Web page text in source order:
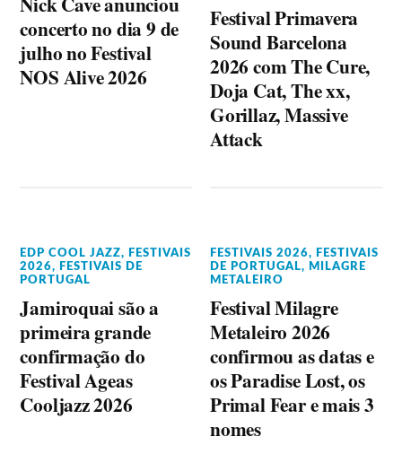
concerto no dia 9 de
julho no Festival
NOS Alive 2026
Festival Primavera
Sound Barcelona
2026 com The Cure,
Doja Cat, The xx,
Gorillaz, Massive
Attack
EDP COOL JAZZ,
FESTIVAIS
2026,
FESTIVAIS DE
PORTUGAL
Jamiroquai são a
primeira grande
confirmação do
Festival Ageas
Cooljazz 2026
FESTIVAIS 2026,
FESTIVAIS
DE PORTUGAL, MILAGRE
METALEIRO
Festival Milagre
Metaleiro 2026
confirmou as datas e
os Paradise Lost, os
Primal Fear e mais 3
nomes